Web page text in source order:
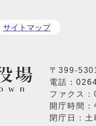
サイトマップ
〒399-
電話：
ファクス
開庁時間
閉庁日：